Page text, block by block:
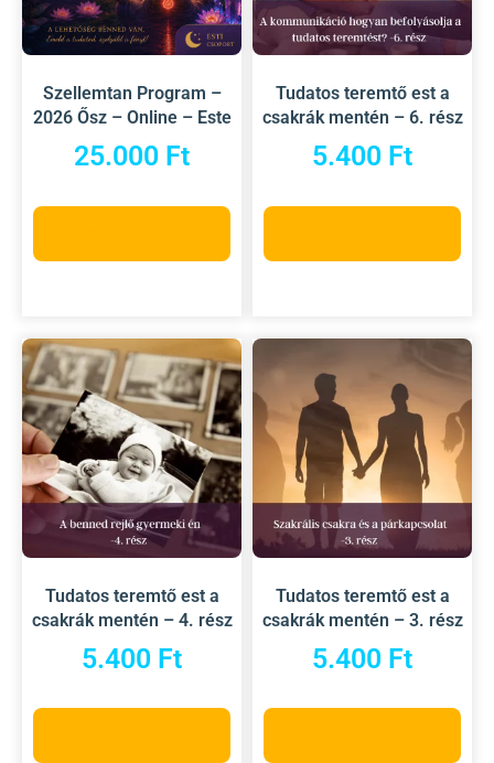
Szellemtan Program –
2026 Ősz – Online – Este
25.000 Ft
Tudatos teremtő est a
csakrák mentén – 6. rész
5.400 Ft
Tudatos teremtő est a
csakrák mentén – 4. rész
5.400 Ft
Tudatos teremtő est a
csakrák mentén – 3. rész
5.400 Ft